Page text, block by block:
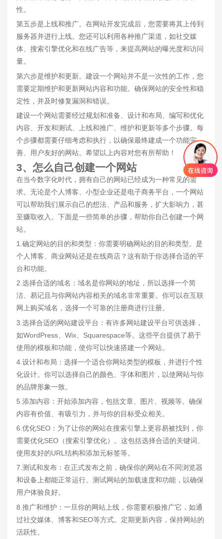
性。
第五步是上线和推广。在网站开发完成后，您需要将其上传到
服务器并进行上线。您还可以利用各种推广渠道，如社交媒
体、搜索引擎优化和在线广告等，来提高网站的曝光度和访问
量。
第六步是维护和更新。建设一个网站并不是一次性的工作，您
需要定期维护和更新网站内容和功能。确保网站的安全性和稳
定性，并及时修复漏洞和错误。
建设一个网站需要经过规划和准备、设计和布局、编写和优化
内容、开发和测试、上线和推广、维护和更新等多个步骤。每
个步骤都需要仔细考虑和执行，以确保最终建成一个功能完
善、用户友好的网站。希望以上内容对您有所帮助！
3、怎么自己创建一个网站
在当今数字化时代，拥有自己的网站已经成为一种常见的需
求。无论是个人博客、小型企业还是电子商务平台，一个网站
可以帮助我们展示自己的想法、产品和服务，扩大影响力，甚
至赚取收入。下面是一些简单的步骤，帮助你自己创建一个网
站。
1.确定网站的目的和类型：你需要明确网站的目的和类型。是
个人博客、商业网站还是在线商店？这有助于你选择合适的平
台和功能。
2.选择合适的域名：域名是你网站的地址，所以选择一个简
洁、易记且与你网站内容相关的域名非常重要。你可以在互联
网上购买域名，选择一个可靠的注册商进行注册。
3.选择合适的网站建设平台：有许多网站建设平台可供选择，
如WordPress、Wix、Squarespace等。这些平台提供了易于
使用的模板和功能，使你可以快速搭建一个网站。
4.设计和布局：选择一个适合你网站类型的模板，并进行个性
化设计。你可以选择自己的颜色、字体和图片，以使网站与你
的品牌形象一致。
5.添加内容：开始添加内容，包括文章、图片、视频等。确保
内容有价值、有吸引力，并与你的目标受众相关。
6.优化SEO：为了让你的网站在搜索引擎上更容易被找到，你
需要优化SEO（搜索引擎优化）。这包括选择合适的关键词、
使用友好的URL结构和添加元标签等。
7.测试和发布：在正式发布之前，确保你的网站在不同浏览器
和设备上都能正常运行。测试网站的加载速度和功能，以确保
用户体验良好。
8.推广和维护：一旦你的网站上线，你需要积极推广它，如通
过社交媒体、博客和SEO等方式。定期更新内容，保持网站的
活跃性。